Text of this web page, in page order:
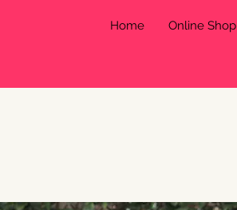
Home Online Shop